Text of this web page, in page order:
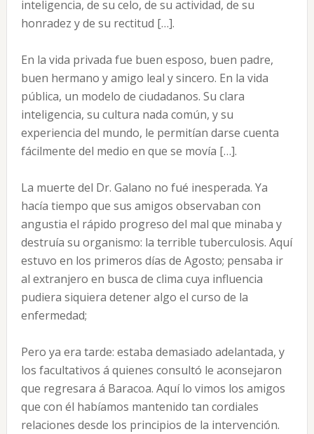
inteligencia, de su celo, de su actividad, de su
honradez y de su rectitud […].
En la vida privada fue buen esposo, buen padre,
buen hermano y amigo leal y sincero. En la vida
pública, un modelo de ciudadanos. Su clara
inteligencia, su cultura nada común, y su
experiencia del mundo, le permitían darse cuenta
fácilmente del medio en que se movía […].
La muerte del Dr. Galano no fué inesperada. Ya
hacía tiempo que sus amigos observaban con
angustia el rápido progreso del mal que minaba y
destruía su organismo: la terrible tuberculosis. Aquí
estuvo en los primeros días de Agosto; pensaba ir
al extranjero en busca de clima cuya influencia
pudiera siquiera detener algo el curso de la
enfermedad;
Pero ya era tarde: estaba demasiado adelantada, y
los facultativos á quienes consultó le aconsejaron
que regresara á Baracoa. Aquí lo vimos los amigos
que con él habíamos mantenido tan cordiales
relaciones desde los principios de la intervención.